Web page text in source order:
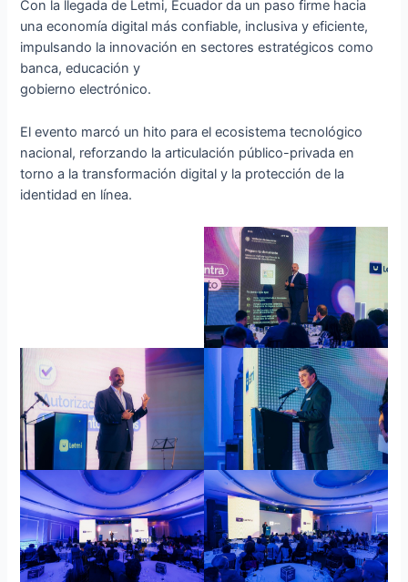
Con la llegada de Letmi, Ecuador da un paso firme hacia
una economía digital más confiable, inclusiva y eficiente,
impulsando la innovación en sectores estratégicos como
banca, educación y
gobierno electrónico.
El evento marcó un hito para el ecosistema tecnológico
nacional, reforzando la articulación público-privada en
torno a la transformación digital y la protección de la
identidad en línea.